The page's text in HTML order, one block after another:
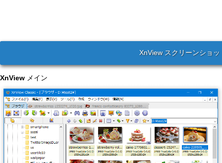
XnView スクリーンショッ
XnView メイン